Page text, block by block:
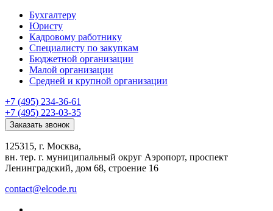
Бухгалтеру
Юристу
Кадровому работнику
Специалисту по закупкам
Бюджетной организации
Малой организации
Средней и крупной организации
+7 (495) 234-36-61
+7 (495) 223-03-35
Заказать звонок
125315, г. Москва,
вн. тер. г. муниципальный округ Аэропорт, проспект
Ленинградский, дом 68, строение 16
contact@elcode.ru